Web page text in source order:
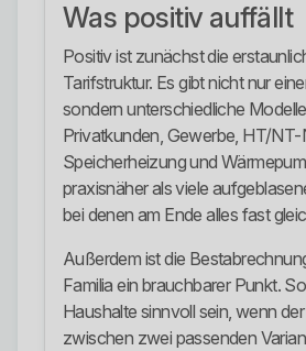
Was positiv auffällt
Positiv ist zunächst die
Tarifstruktur. Es gibt nicht nur
sondern unterschiedliche
Privatkunden, Gewerbe, HT/
Speicherheizung und
praxisnäher als viele
bei denen am Ende alles fast
Außerdem ist die
Familia ein brauchbarer Punkt.
Haushalte sinnvoll sein, wenn
zwischen zwei passenden